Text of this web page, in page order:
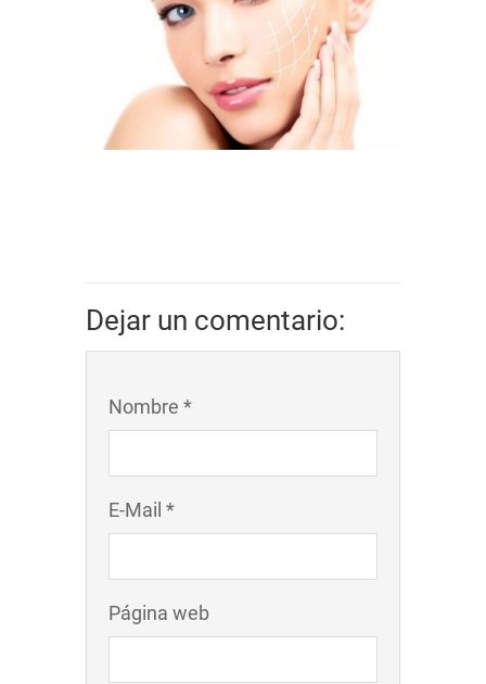
Dejar un comentario:
Nombre *
E-Mail *
Página web